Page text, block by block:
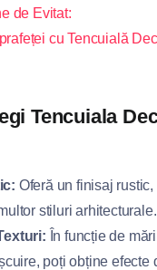
de Evitat:
cu Tencuială
Tencuiala
Oferă un finisaj
stiluri arhitecturale.
În funcție de
poți obține efecte